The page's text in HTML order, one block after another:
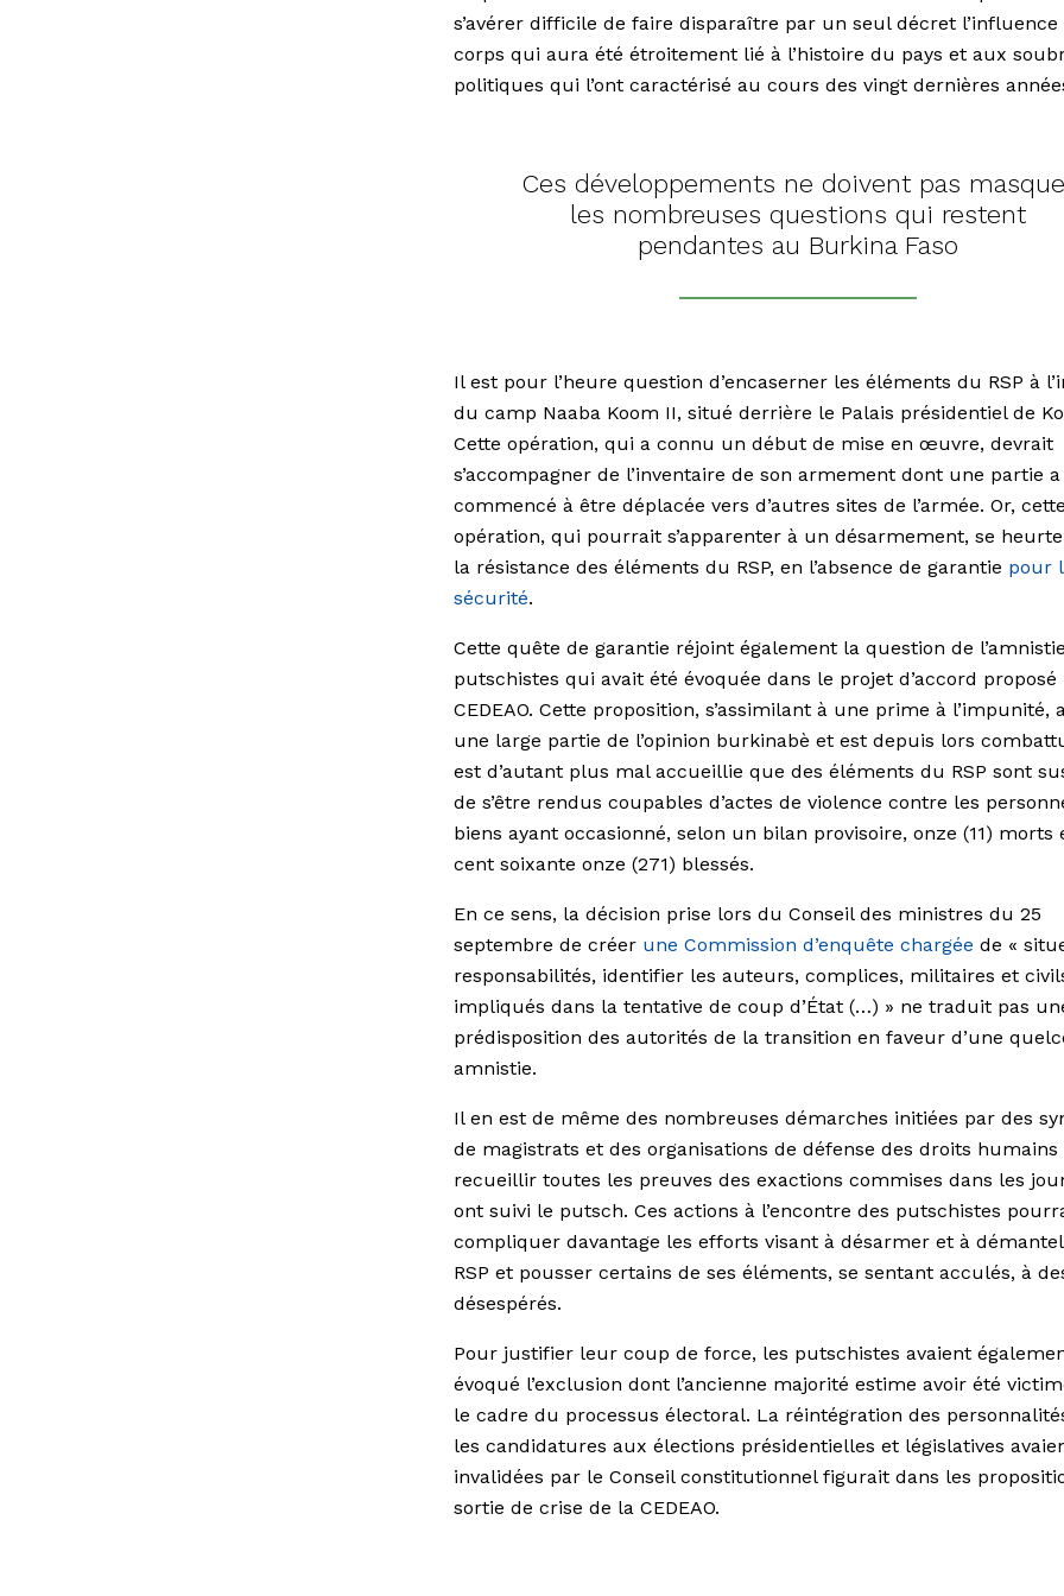
s’avérer difficile de faire disparaître par un seul décret l’influence
corps qui aura été étroitement lié à l’histoire du pays et aux
politiques qui l’ont caractérisé au cours des vingt dernières
Ces développements ne doivent pas
les nombreuses questions qui restent
pendantes au Burkina Faso
Il est pour l’heure question d’encaserner les éléments du RSP à
du camp Naaba Koom II, situé derrière le Palais présidentiel de
Cette opération, qui a connu un début de mise en œuvre, devrait
s’accompagner de l’inventaire de son armement dont une partie a
commencé à être déplacée vers d’autres sites de l’armée. Or,
opération, qui pourrait s’apparenter à un désarmement, se
la résistance des éléments du RSP, en l’absence de garantie pour
sécurité.
Cette quête de garantie réjoint également la question de
putschistes qui avait été évoquée dans le projet d’accord proposé
CEDEAO. Cette proposition, s’assimilant à une prime à l’impunité,
une large partie de l’opinion burkinabè et est depuis lors
est d’autant plus mal accueillie que des éléments du RSP sont
de s’être rendus coupables d’actes de violence contre les
biens ayant occasionné, selon un bilan provisoire, onze (11) morts
cent soixante onze (271) blessés.
En ce sens, la décision prise lors du Conseil des ministres du 25
septembre de créer une Commission d’enquête chargée de «
responsabilités, identifier les auteurs, complices, militaires et
impliqués dans la tentative de coup d’État (…) » ne traduit pas
prédisposition des autorités de la transition en faveur d’une
amnistie.
Il en est de même des nombreuses démarches initiées par des
de magistrats et des organisations de défense des droits humains
recueillir toutes les preuves des exactions commises dans les
ont suivi le putsch. Ces actions à l’encontre des putschistes
compliquer davantage les efforts visant à désarmer et à
RSP et pousser certains de ses éléments, se sentant acculés, à
désespérés.
Pour justifier leur coup de force, les putschistes avaient
évoqué l’exclusion dont l’ancienne majorité estime avoir été
le cadre du processus électoral. La réintégration des
les candidatures aux élections présidentielles et législatives
invalidées par le Conseil constitutionnel figurait dans les
sortie de crise de la CEDEAO.